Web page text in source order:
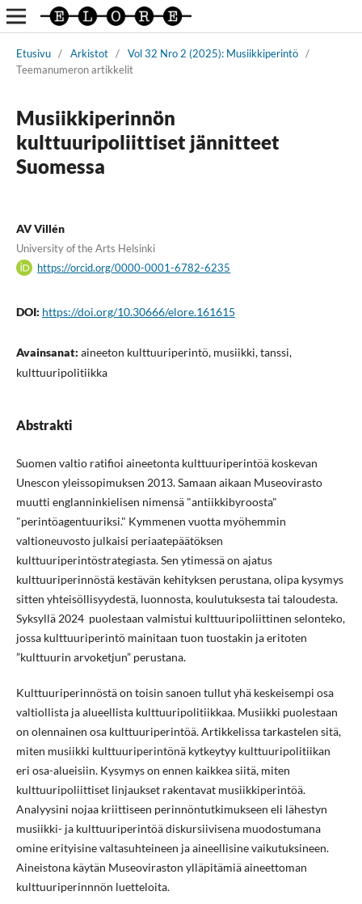
Etusivu / Arkistot / Vol 32 Nro 2 (2025): Musiikkiperintö /
Teemanumeron artikkelit
Musiikkiperinnön
kulttuuripoliittiset jännitteet
Suomessa
AV Villén
University of the Arts Helsinki
https://orcid.org/0000-0001-6782-6235
DOI: https://doi.org/10.30666/elore.161615
Avainsanat: aineeton kulttuuriperintö, musiikki, tanssi,
kulttuuripolitiikka
Abstrakti
Suomen valtio ratifioi aineetonta kulttuuriperintöä koskevan
Unescon yleissopimuksen 2013. Samaan aikaan Museovirasto
muutti englanninkielisen nimensä "antiikkibyroosta"
"perintöagentuuriksi." Kymmenen vuotta myöhemmin
valtioneuvosto julkaisi periaatepäätöksen
kulttuuriperintöstrategiasta. Sen ytimessä on ajatus
kulttuuriperinnöstä kestävän kehityksen perustana, olipa kysymys
sitten yhteisöllisyydestä, luonnosta, koulutuksesta tai taloudesta.
Syksyllä 2024 puolestaan valmistui kulttuuripoliittinen selonteko,
jossa kulttuuriperintö mainitaan tuon tuostakin ja eritoten
”kulttuurin arvoketjun” perustana.
Kulttuuriperinnöstä on toisin sanoen tullut yhä keskeisempi osa
valtiollista ja alueellista kulttuuripolitiikkaa. Musiikki puolestaan
on olennainen osa kulttuuriperintöä. Artikkelissa tarkastelen sitä,
miten musiikki kulttuuriperintönä kytkeytyy kulttuuripolitiikan
eri osa-alueisiin. Kysymys on ennen kaikkea siitä, miten
kulttuuripoliittiset linjaukset rakentavat musiikkiperintöä.
Analyysini nojaa kriittiseen perinnöntutkimukseen eli lähestyn
musiikki- ja kulttuuriperintöä diskursiivisena muodostumana
omine erityisine valtasuhteineen ja aineellisine vaikutuksineen.
Aineistona käytän Museoviraston ylläpitämiä aineettoman
kulttuuriperinnnön luetteloita.